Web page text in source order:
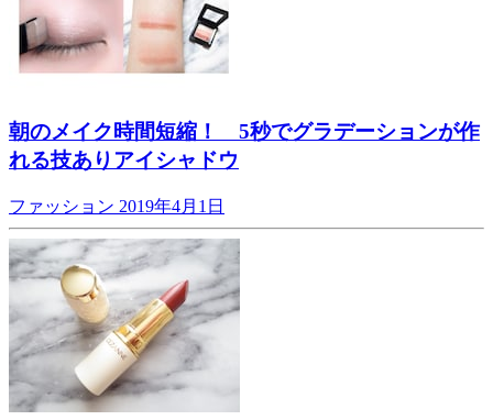
朝のメイク時間短縮！ 5秒でグラデーションが作
れる技ありアイシャドウ
ファッション 2019年4月1日